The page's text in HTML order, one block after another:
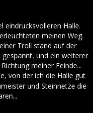
eindrucksvolleren Halle.
meinen Weg.
Troll stand auf der
und ein weiterer
meiner Feinde...
von der ich die Halle gut
und Steinnetze die